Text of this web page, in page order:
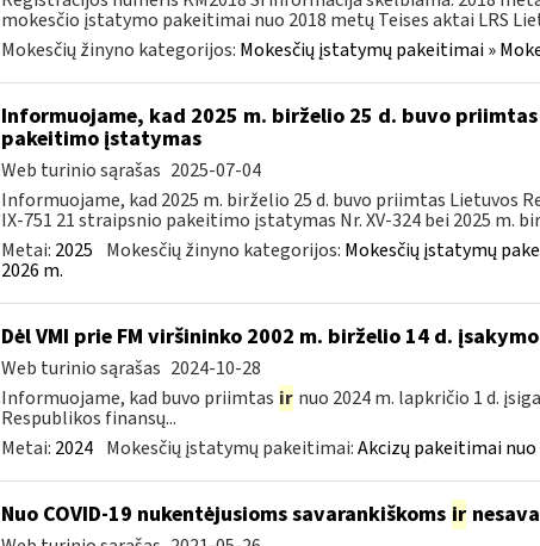
mokesčio įstatymo pakeitimai nuo 2018 metų Teises aktai LRS
Mokesčių žinyno kategorijos: Mokesčių įstatymų pakeitimai »
Informuojame, kad 2025 m. birželio 25 d. buvo
pakeitimo įstatymas
Web turinio sąrašas 2025-07-04
Informuojame, kad 2025 m. birželio 25 d. buvo priimtas Lietuvos
IX-751 21 straipsnio pakeitimo įstatymas Nr. XV-324 bei 2025 m.
Metai: 2025 Mokesčių žinyno kategorijos: Mokesčių įstatymų
2026 m.
Dėl VMI prie FM viršininko 2002 m. birželio 14 d.
Web turinio sąrašas 2024-10-28
Informuojame, kad buvo priimtas ir nuo 2024 m. lapkričio 1 d.
Respublikos finansų...
Metai: 2024 Mokesčių įstatymų pakeitimai:Akcizų pakeitimai nuo
Nuo COVID-19 nukentėjusioms savarankiškoms ir